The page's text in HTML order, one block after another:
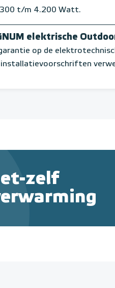
300 t/m 4.200 Watt.
elektrische
op de
installatievoorschriften
zelf